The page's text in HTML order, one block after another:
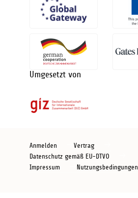
Umgesetzt von
Footer
new
Anmelden
Vertrag
Datenschutz gemäß EU-DTVO
Impressum
Nutzungsbedingungen